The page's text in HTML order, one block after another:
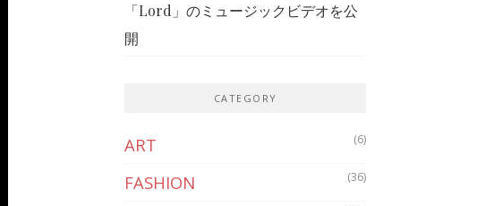
「Lord」のミュージックビデオを公
開
CATEGORY
ART (6)
FASHION (36)